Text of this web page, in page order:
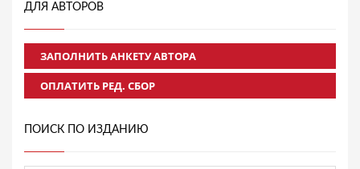
ДЛЯ АВТОРОВ
ЗАПОЛНИТЬ АНКЕТУ АВТОРА
ОПЛАТИТЬ РЕД. СБОР
ПОИСК ПО ИЗДАНИЮ